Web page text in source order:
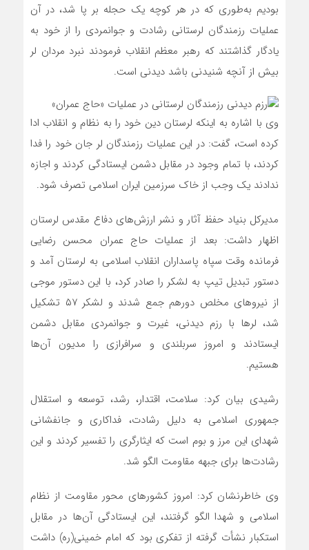
بودیم به‌طوری که در هر کوچه یک حجله بر پا شد، در آن
عملیات رزمندگان لرستانی رشادت و جوانمردی را از خود به
یادگار گذاشتند که رهبر معظم انقلاب فرمودند نبرد مردان لر
بیش از آنچه شنیدنی باشد دیدنی است.
وی با اشاره به اینکه لرستان دین خود را به نظام و انقلاب ادا
کرده است، گفت: در این عملیات رزمندگان لر جان خود را فدا
کردند، با تمام وجود در مقابل دشمن ایستادگی کردند و اجازه
ندادند یک وجب از خاک سرزمین ایران اسلامی تصرف شود.
مدیرکل بنیاد حفظ آثار و نشر ارزش‌های دفاع مقدس لرستان
اظهار داشت: بعد از عملیات حاج عمران محسن رضایی
فرمانده وقت سپاه پاسداران انقلاب اسلامی به لرستان آمد و
دستور تبدیل تیپ به لشکر را صادر کرد، با این دستور موجی
از نیروهای مخلص دورهم جمع شدند و لشکر ۵۷ تشکیل
شد، لرها با رزم دیدنی، غیرت و جوانمردی مقابل دشمن
ایستادند و امروز سربلندی و سرافرازی را مدیون آن‌ها
هستیم.
رشیدی بیان کرد: سلامت، اقتدار، رشد، توسعه و استقلال
جمهوری اسلامی به دلیل رشادت، فداکاری و جانفشانی
شهدای این مرز و بوم است که ایثارگری را تفسیر کردند و این
رشادت‌ها برای جبهه مقاومت الگو شد.
وی خاطرنشان کرد: امروز کشور‌های محور مقاومت از نظام
اسلامی و شهدا الگو گرفتند، این ایستادگی آن‌ها در مقابل
استکبار نشأت گرفته از تفکری بود که امام خمینی(ره) داشت